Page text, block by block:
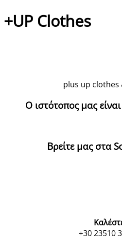
+UP Clothes
plus up
Ο ιστότοπος μας
Βρείτε μας στα
+30 23510